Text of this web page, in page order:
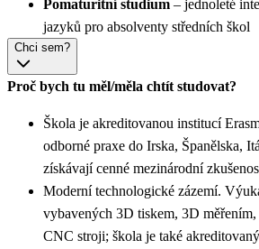
Pomaturitní studium – jednoleté
jazyků pro absolventy středních škol
Chci sem?
Proč bych tu měl/měla chtít studovat?
Škola je akreditovanou institucí
odborné praxe do Irska, Španělska,
získávají cenné mezinárodní
Moderní technologické zázemí.
vybavených 3D tiskem, 3D
CNC stroji; škola je také